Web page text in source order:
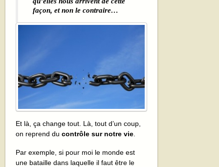
façon, et non le contraire…
Et là, ça change tout. Là, tout d’un coup,
on reprend ducontrôle sur notre vie
Par exemple, si pour moi le monde est
une bataille dans laquelle il faut être le